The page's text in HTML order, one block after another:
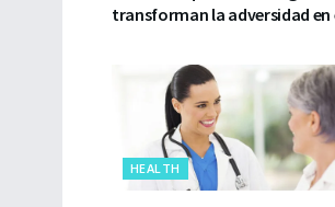
transforman la adversidad en
HEALTH